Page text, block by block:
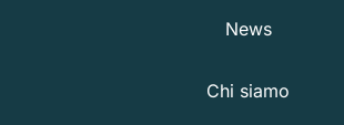
News
Chi siamo